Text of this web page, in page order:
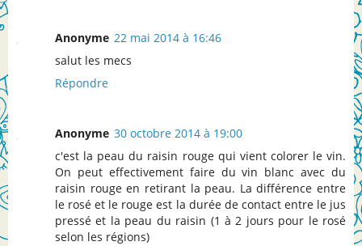
Anonyme 22 mai 2014 à 16:46
salut les mecs
Répondre
Anonyme 30 octobre 2014 à 19:00
c'est la peau du raisin rouge qui vient colorer le vin.
On peut effectivement faire du vin blanc avec du
raisin rouge en retirant la peau. La différence entre
le rosé et le rouge est la durée de contact entre le jus
pressé et la peau du raisin (1 à 2 jours pour le rosé
selon les régions)